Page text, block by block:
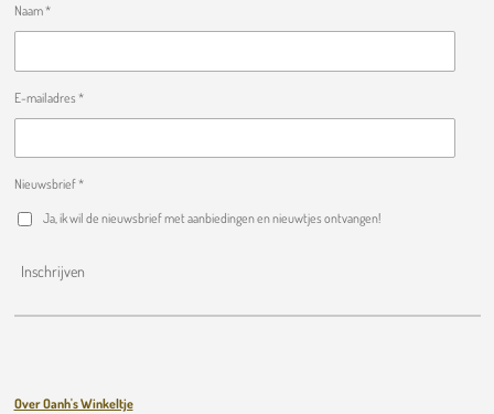
Naam *
E-mailadres *
Nieuwsbrief *
Ja, ik wil de nieuwsbrief met aanbiedingen en nieuwtjes ontvangen!
Inschrijven
Over Oanh's Winkeltje